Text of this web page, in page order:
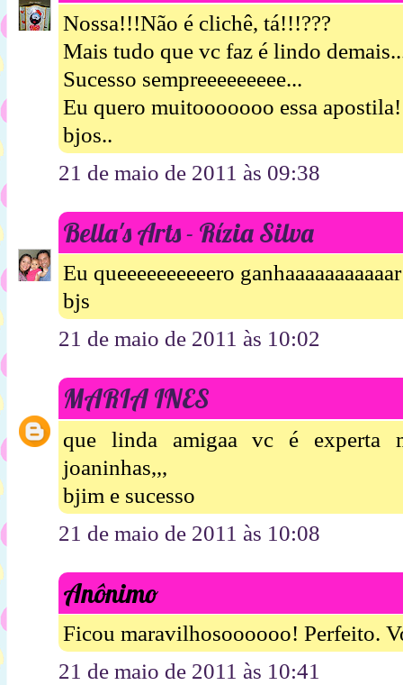
Nossa!!!Não é clichê, tá!!!???
Mais tudo que vc faz é lindo
Sucesso sempreeeeeeeee...
Eu quero muitooooooo essa
bjos..
21 de maio de 2011 às 09:38
Bella's Arts - Rízia Silva
Eu queeeeeeeeeero
bjs
21 de maio de 2011 às 10:02
MARIA INES
que linda amigaa vc é experta
joaninhas,,,
bjim e sucesso
21 de maio de 2011 às 10:08
Anônimo
Ficou maravilhosoooooo! Perfeito.
21 de maio de 2011 às 10:41